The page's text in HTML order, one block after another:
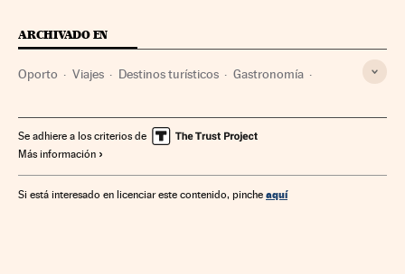
ARCHIVADO EN
Oporto Viajes Destinos turísticos Gastronomía
Sector vitivinícola Bebidas alcohólicas Turismo
Agroalimentación Alimentación Alimentos Industria
Se adhiere a los criterios de
Más información
Si está interesado en licenciar este contenido, pinche aquí